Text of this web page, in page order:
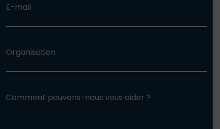
E-mail
Organisation
Comment pouvons-nous vous aider ?